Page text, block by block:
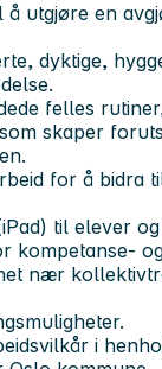
å utgjøre en
dyktige,
felles
skaper
for å bidra
til elever
kompetanse-
nær
i